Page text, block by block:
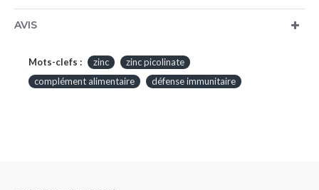
AVIS
Mots-clefs : zinc
zinc picolinate
complément alimentaire
défense immunitaire